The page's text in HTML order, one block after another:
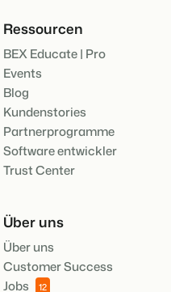
Ressourcen
BEX Educate | Pro
Events
Blog
Kundenstories
Partnerprogramme
Software entwickler
Trust Center
Über uns
Über uns
Customer Success
Jobs
12